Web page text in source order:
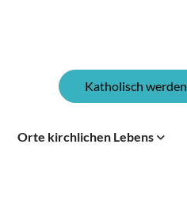
Katholisch werden
Orte kirchlichen Lebens